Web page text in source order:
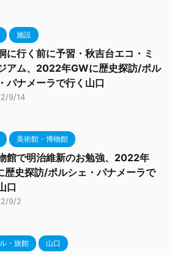
施設
に行く前に予習・秋吉台エコ・ミ
アム、2022年GWに歴史探訪/ポル
パナメーラで行く山口
9/14
美術館・博物館
館で明治維新のお勉強、2022年
歴史探訪/ポルシェ・パナメーラで
口
9/2
・旅館 山口